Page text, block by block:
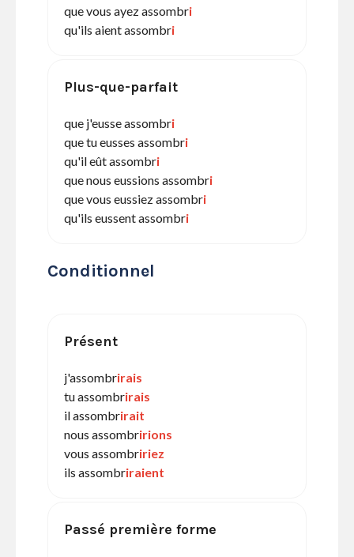
que vous ayez assombri
qu'ils aient assombri
Plus-que-parfait
que j'eusse assombri
que tu eusses assombri
qu'il eût assombri
que nous eussions assombri
que vous eussiez assombri
qu'ils eussent assombri
Conditionnel
Présent
j'assombrirais
tu assombrirais
il assombrirait
nous assombririons
vous assombririez
ils assombriraient
Passé première forme